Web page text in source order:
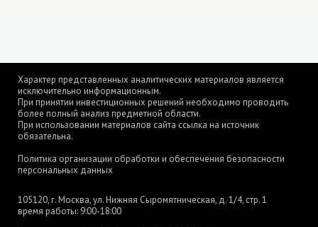
Характер представленных аналитических материалов является
исключительно информационным.
При принятии инвестиционных решений необходимо проводить
более полный анализ предметной области.
При использовании материалов сайта ссылка на источник
обязательна.
Политика организации обработки и обеспечения безопасности
персональных данных
105120, г. Москва, ул. Нижняя Сыромятническая, д. 1/4, стр. 1
время работы: 9:00-18:00